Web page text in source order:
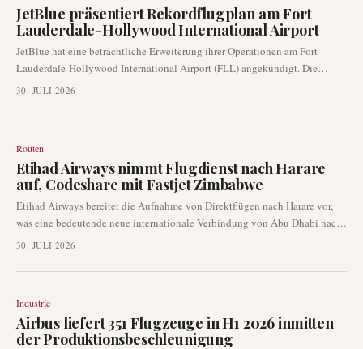
JetBlue präsentiert Rekordflugplan am Fort
Lauderdale-Hollywood International Airport
JetBlue hat eine beträchtliche Erweiterung ihrer Operationen am Fort
Lauderdale-Hollywood International Airport (FLL) angekündigt. Die
Fluggesellschaft führt einen von ihr als "Rekordflugplan" bezeichneten
Drehkreuz in Südflorida bedeutet.
30. JULI 2026
Routen
Etihad Airways nimmt Flugdienst nach Harare
auf, Codeshare mit Fastjet Zimbabwe
Etihad Airways bereitet die Aufnahme von Direktflügen nach Harare vor,
was eine bedeutende neue internationale Verbindung von Abu Dhabi nach
Simbabwe darstellt. Diese neue Route wird durch ein Codeshare-
Region erleichtern soll. Die Entwicklung signalisiert eine verbesserte
30. JULI 2026
Industrie
Airbus liefert 351 Flugzeuge in H1 2026 inmitten
der Produktionsbeschleunigung